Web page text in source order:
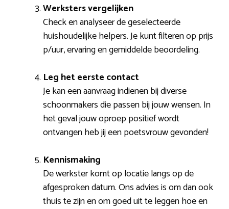
Werksters vergelijken
Check en analyseer de geselecteerde
huishoudelijke helpers. Je kunt filteren op prijs
p/uur, ervaring en gemiddelde beoordeling.
Leg het eerste contact
Je kan een aanvraag indienen bij diverse
schoonmakers die passen bij jouw wensen. In
het geval jouw oproep positief wordt
ontvangen heb jij een poetsvrouw gevonden!
Kennismaking
De werkster komt op locatie langs op de
afgesproken datum. Ons advies is om dan ook
thuis te zijn en om goed uit te leggen hoe en